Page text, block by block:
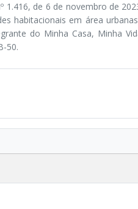
1.416, de 6 de novembro de
habitacionais em área
do Minha Casa, Minha
50.